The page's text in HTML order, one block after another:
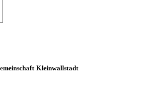
Kleinwallstadt